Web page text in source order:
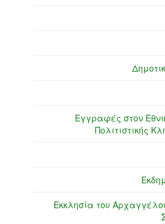
Εγγραφές στον
Πολιτιστικής
Εκκλησία του